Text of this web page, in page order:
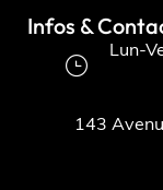
Infos &
Lun-
143